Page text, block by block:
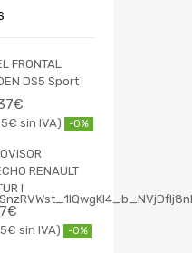
FRONTAL
DS5 Sport
€
€ -0%
RENAULT
I
€
€ -0%